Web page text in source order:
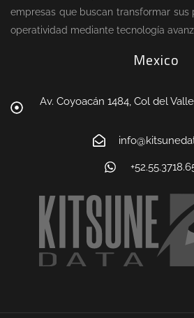
empresas que buscan transformar sus
operatividad mediante tecnología
Mexico
Av. Coyoacán 1484, Col del